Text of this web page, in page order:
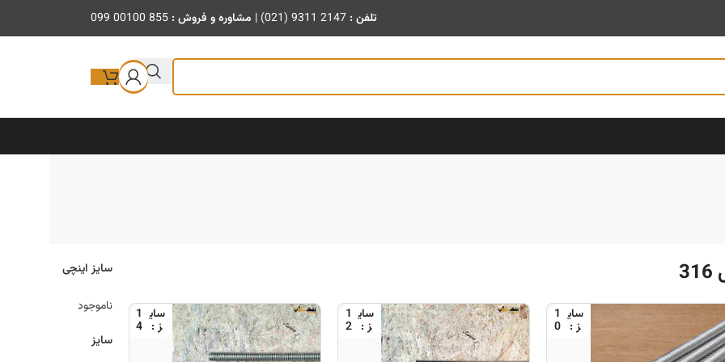
تلفن : (021) 9311 2147
| مشاوره و فروش : 099 00100 855
1
0
1
2
1
4
سایز اینچی
ناموجود
سایز